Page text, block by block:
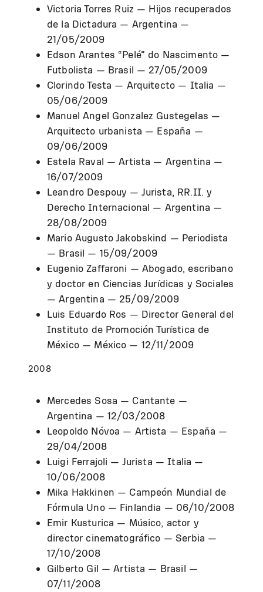
Victoria Torres Ruiz — Hijos recuperados
de la Dictadura — Argentina —
21/05/2009
Edson Arantes “Pelé” do Nascimento —
Futbolista — Brasil — 27/05/2009
Clorindo Testa — Arquitecto — Italia —
05/06/2009
Manuel Angel Gonzalez Gustegelas —
Arquitecto urbanista — España —
09/06/2009
Estela Raval — Artista — Argentina —
16/07/2009
Leandro Despouy — Jurista, RR.II. y
Derecho Internacional — Argentina —
28/08/2009
Mario Augusto Jakobskind — Periodista
— Brasil — 15/09/2009
Eugenio Zaffaroni — Abogado, escribano
y doctor en Ciencias Jurídicas y Sociales
— Argentina — 25/09/2009
Luis Eduardo Ros — Director General del
Instituto de Promoción Turística de
México — México — 12/11/2009
2008
Mercedes Sosa — Cantante —
Argentina — 12/03/2008
Leopoldo Nóvoa — Artista — España —
29/04/2008
Luigi Ferrajoli — Jurista — Italia —
10/06/2008
Mika Hakkinen — Campeón Mundial de
Fórmula Uno — Finlandia — 06/10/2008
Emir Kusturica — Músico, actor y
director cinematográfico — Serbia —
17/10/2008
Gilberto Gil — Artista — Brasil —
07/11/2008